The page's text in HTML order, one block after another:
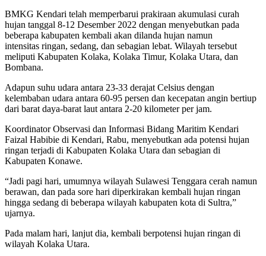
BMKG Kendari telah memperbarui prakiraan akumulasi curah
hujan tanggal 8-12 Desember 2022 dengan menyebutkan pada
beberapa kabupaten kembali akan dilanda hujan namun
intensitas ringan, sedang, dan sebagian lebat. Wilayah tersebut
meliputi Kabupaten Kolaka, Kolaka Timur, Kolaka Utara, dan
Bombana.
Adapun suhu udara antara 23-33 derajat Celsius dengan
kelembaban udara antara 60-95 persen dan kecepatan angin bertiup
dari barat daya-barat laut antara 2-20 kilometer per jam.
Koordinator Observasi dan Informasi Bidang Maritim Kendari
Faizal Habibie di Kendari, Rabu, menyebutkan ada potensi hujan
ringan terjadi di Kabupaten Kolaka Utara dan sebagian di
Kabupaten Konawe.
“Jadi pagi hari, umumnya wilayah Sulawesi Tenggara cerah namun
berawan, dan pada sore hari diperkirakan kembali hujan ringan
hingga sedang di beberapa wilayah kabupaten kota di Sultra,”
ujarnya.
Pada malam hari, lanjut dia, kembali berpotensi hujan ringan di
wilayah Kolaka Utara.